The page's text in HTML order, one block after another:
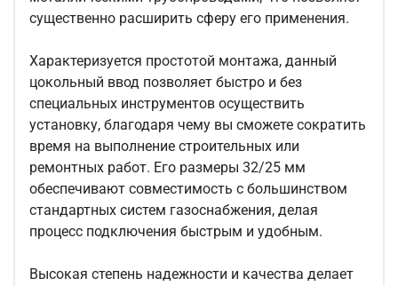
существенно расширить сферу его применения.
Характеризуется простотой монтажа, данный
цокольный ввод позволяет быстро и без
специальных инструментов осуществить
установку, благодаря чему вы сможете сократить
время на выполнение строительных или
ремонтных работ. Его размеры 32/25 мм
обеспечивают совместимость с большинством
стандартных систем газоснабжения, делая
процесс подключения быстрым и удобным.
Высокая степень надежности и качества делает